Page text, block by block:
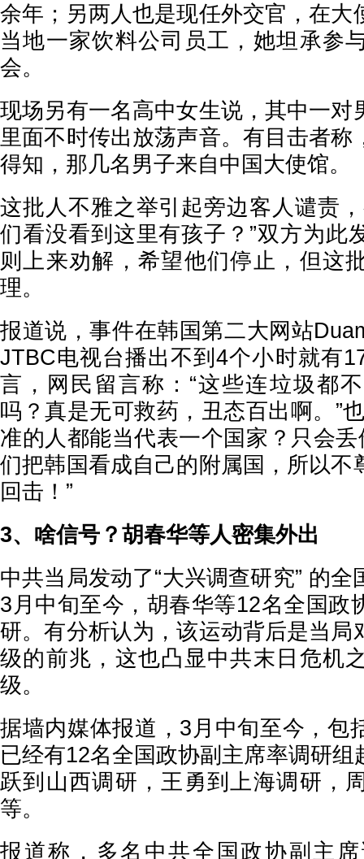
余年；另两人也是现任外交官，在大
当地一家饮料公司员工，她坦承参
会。
现场另有一名高中女生说，其中一对
里面不时传出放荡声音。有目击者称
得知，那几名男子来自中国大使馆。
这批人不雅之举引起旁边客人谴责
们看没看到这里有孩子？”双方为此
则上来劝解，希望他们停止，但这
理。
报道说，事件在韩国第二大网站
JTBC电视台播出不到4个小时就有
言，网民留言称：“这些连垃圾都
吗？真是无可救药，丑态百出啊。”
准的人都能当代表一个国家？只会丢
们把韩国看成自己的附属国，所以不
回击！”
3、啥信号？胡春华等人密集外出
中共当局发动了“大兴调查研究” 的
3月中旬至今，胡春华等12名全国政
研。有分析认为，该运动背后是当局
级的前兆，这也凸显中共末日危机
级。
据墙内媒体报道，3月中旬至今，包
已经有12名全国政协副主席率调研组
跃到山西调研，王勇到上海调研，
等。
报道称，多名中共全国政协副主